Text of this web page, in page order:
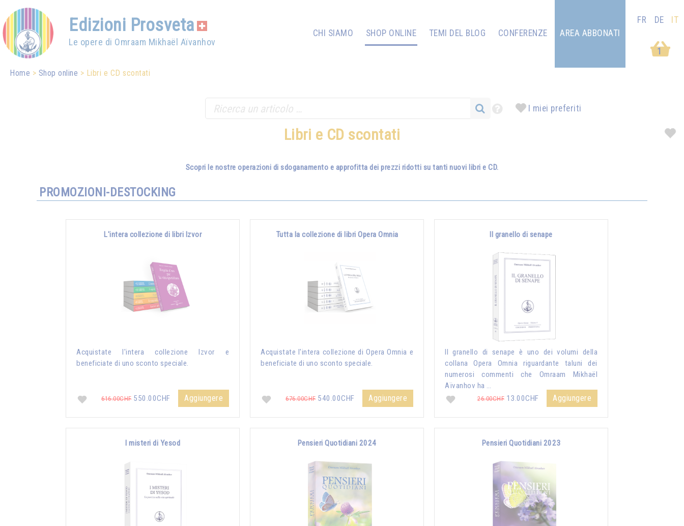
Edizioni Prosveta
Le opere di Omraam Mikhaël Aïvanhov
CHI SIAMO SHOP ONLINE TEMI DEL BLOG
CONFERENZE
1
AREA ABBONATI
FR DE IT
Home Shop online Libri e CD scontati
I miei preferiti
Libri e CD scontati
Scopri le nostre operazioni di sdoganamento e approfitta dei prezzi ridotti su tanti nuovi libri e CD.
PROMOZIONI-DESTOCKING
L'intera collezione di libri Izvor
Acquistate l'intera collezione Izvor e
beneficiate di uno sconto speciale.
616.00CHF550.00CHF Aggiungere
Tutta la collezione di libri Opera Omnia
Acquistate l'intera collezione di Opera Omnia e
beneficiate di uno sconto speciale.
676.00CHF540.00CHF Aggiungere
Il granello di senape
Il granello di senape è uno dei volumi della
collana Opera Omnia riguardante taluni dei
numerosi commenti che Omraam Mikhaël
Aïvanhov ha …
26.00CHF 13.00CHF Aggiungere
I misteri di Yesod Pensieri Quotidiani 2024 Pensieri Quotidiani 2023